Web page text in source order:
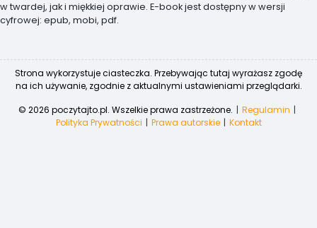
w twardej, jak i miękkiej oprawie. E-book jest dostępny w wersji
cyfrowej: epub, mobi, pdf.
Strona wykorzystuje ciasteczka. Przebywając tutaj wyrażasz zgodę
na ich używanie, zgodnie z aktualnymi ustawieniami przeglądarki.
© 2026 poczytajto.pl. Wszelkie prawa zastrzeżone.
Regulamin
Polityka Prywatności
Prawa autorskie Kontakt